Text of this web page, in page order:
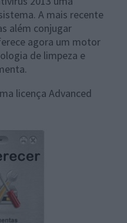
A mais recente
além conjugar
agora um motor
de limpeza e
licença Advanced